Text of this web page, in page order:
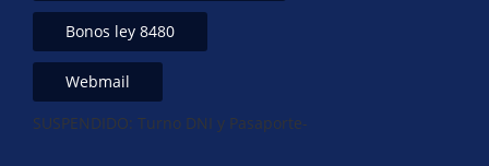
Bonos ley 8480
Webmail
SUSPENDIDO: Turno DNI y Pasaporte-